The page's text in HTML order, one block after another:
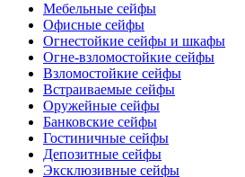
Мебельные сейфы
Офисные сейфы
Огнестойкие сейфы и шкафы
Огне-взломостойкие сейфы
Взломостойкие сейфы
Встраиваемые сейфы
Оружейные сейфы
Банковские сейфы
Гостиничные сейфы
Депозитные сейфы
Эксклюзивные сейфы